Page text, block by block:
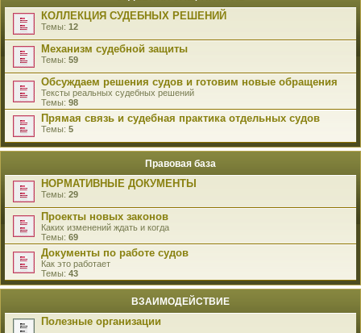
КОЛЛЕКЦИЯ СУДЕБНЫХ РЕШЕНИЙ
Темы: 12
Механизм судебной защиты
Темы: 59
Обсуждаем решения судов и готовим новые обращения
Тексты реальных судебных решений
Темы: 98
Прямая связь и судебная практика отдельных судов
Темы: 5
Правовая база
НОРМАТИВНЫЕ ДОКУМЕНТЫ
Темы: 29
Проекты новых законов
Каких изменений ждать и когда
Темы: 69
Документы по работе судов
Как это работает
Темы: 43
ВЗАИМОДЕЙСТВИЕ
Полезные организации